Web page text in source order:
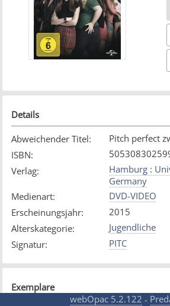
Details
Abweichender Titel:
Pitch perfect
ISBN:
Verlag:
Hamburg :
Germany
Medienart:
DVD-VIDEO
Erscheinungsjahr:
2015
Alterskategorie:
Jugendliche
Signatur: PITC
Exemplare
webOpac 5.2.122 -